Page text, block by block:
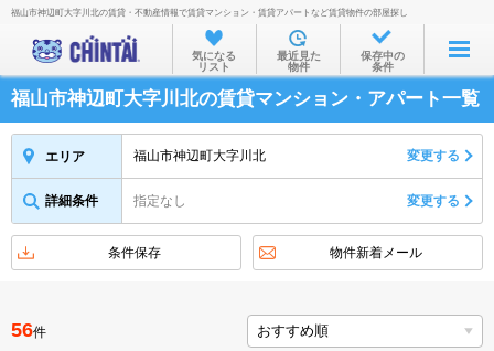
お部屋を探す
沿線・駅から
住所から
家賃相場から
物件特集から
不動産会社から
TOP
福山市神辺町大字川北の賃貸・不動産情報で賃貸マンション・賃貸アパートなど賃貸物件の部屋探し
気になる
リスト
最近見た
物件
保存中の
条件
福山市神辺町大字川北の賃貸マンション・アパート一覧
エリア 福山市神辺町大字川北 変更する
詳細条件 指定なし 変更する
条件保存 物件新着メール
56件